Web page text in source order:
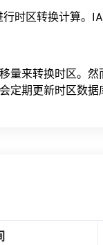
时区转换计算。
量来转换时区。
定期更新时区数据